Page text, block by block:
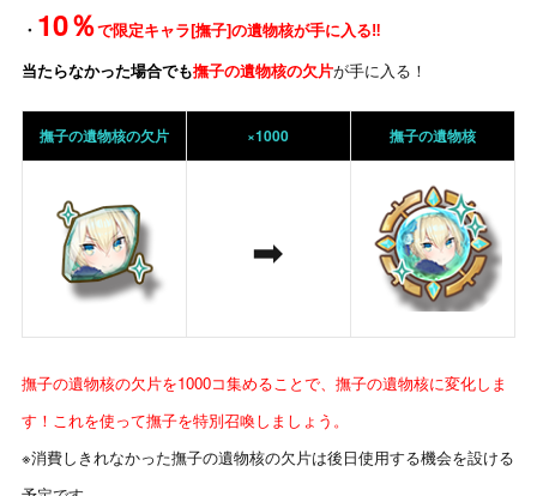
・ 10％で限定キャラ[撫子]の遺物核が手に入る‼
当たらなかった場合でも撫子の遺物核の欠片が手に入る！
撫子の遺物核の欠片 ×1000 撫子の遺物核
➡
撫子の遺物核の欠片を1000コ集めることで、撫子の遺物核に変化しま
す！これを使って撫子を特別召喚しましょう。
※消費しきれなかった撫子の遺物核の欠片は後日使用する機会を設ける